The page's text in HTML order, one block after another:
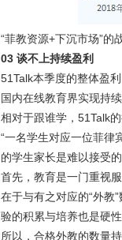
“菲教资源+下沉市场”的
03 谈不上持续盈利
51Talk本季度的整体盈
国内在线教育界实现持
相对于跟谁学，51Talk
“一名学生对应一位菲律
的学生家长是难以接受
首先，教育是一门重视
在于与有之对应的“外教
验的积累与培养也是硬
所以，合格外教的数量